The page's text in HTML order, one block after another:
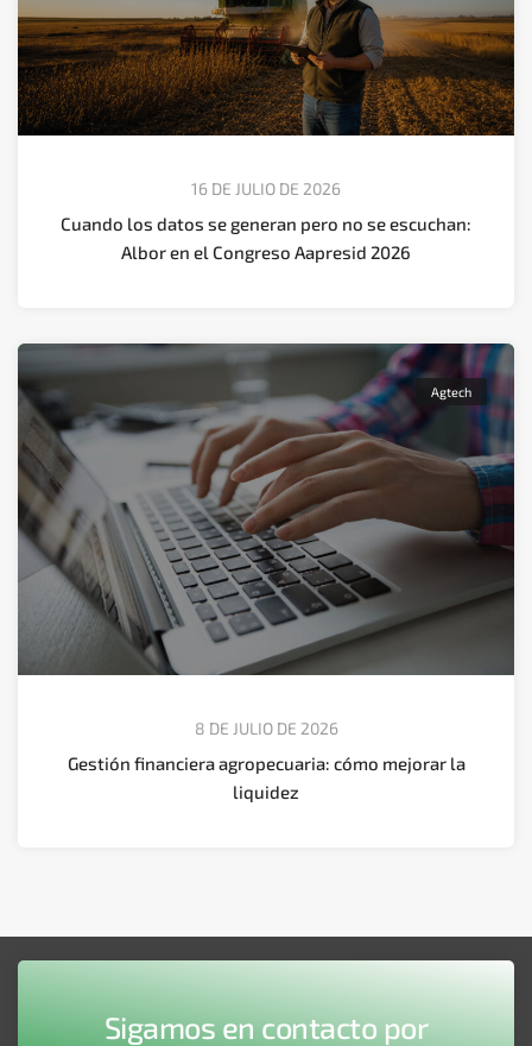
16 DE JULIO DE 2026
Cuando los datos se generan pero no se escuchan:
Albor en el Congreso Aapresid 2026
Agtech
8 DE JULIO DE 2026
Gestión financiera agropecuaria: cómo mejorar la
liquidez
Sigamos en contacto por